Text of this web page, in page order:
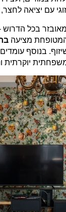
עם יציאה לחצר,
בכל
מציעה
בנוסף